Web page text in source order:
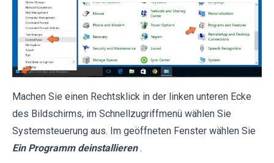
Machen Sie einen Rechtsklick in der linken unteren Ecke
des Bildschirms, im Schnellzugriffmenü wählen Sie
Systemsteuerung aus. Im geöffneten Fenster wählen Sie
Ein Programm deinstallieren .